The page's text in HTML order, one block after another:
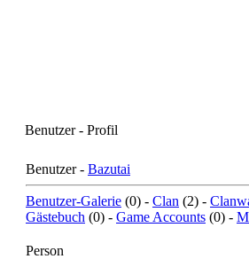
Benutzer - Profil
Benutzer - Bazutai
Benutzer-Galerie (0) - Clan (2) -
Gästebuch (0) - Game Accounts (0) -
Person